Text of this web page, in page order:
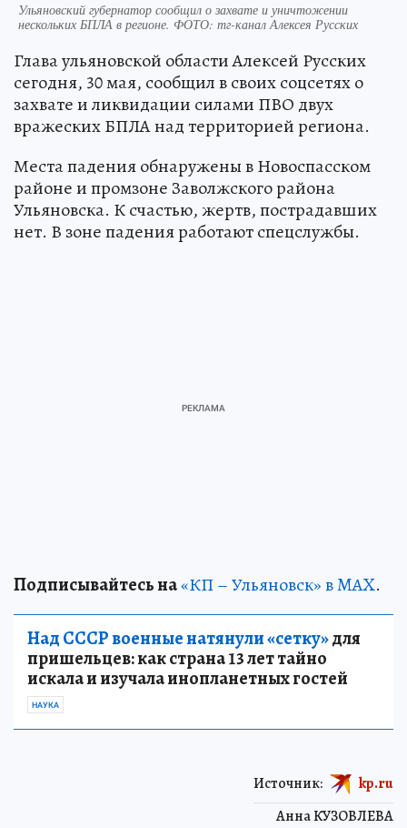
Ульяновский губернатор сообщил о захвате и уничтожении
нескольких БПЛА в регионе. ФОТО: тг-канал Алексея Русских
Глава ульяновской области Алексей Русских
сегодня, 30 мая, сообщил в своих соцсетях о
захвате и ликвидации силами ПВО двух
вражеских БПЛА над территорией региона.
Места падения обнаружены в Новоспасском
районе и промзоне Заволжского района
Ульяновска. К счастью, жертв, пострадавших
нет. В зоне падения работают спецслужбы.
Подписывайтесь на«КП – Ульяновск» в MAX.
Над СССР военные натянули «сетку»для
пришельцев: как страна 13 лет тайно
искала и изучала инопланетных гостей
НАУКА
Анна КУЗОВЛЕВА
Источник: kp.ru